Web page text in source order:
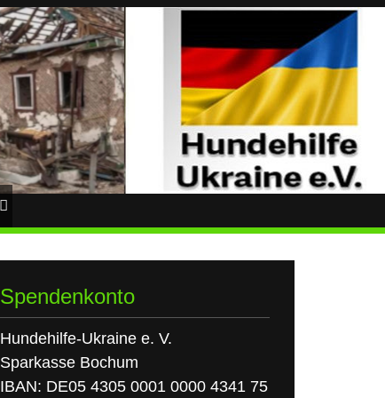
Spendenkonto
Hundehilfe-Ukraine e. V.
Sparkasse Bochum
IBAN: DE05 4305 0001 0000 4341 75